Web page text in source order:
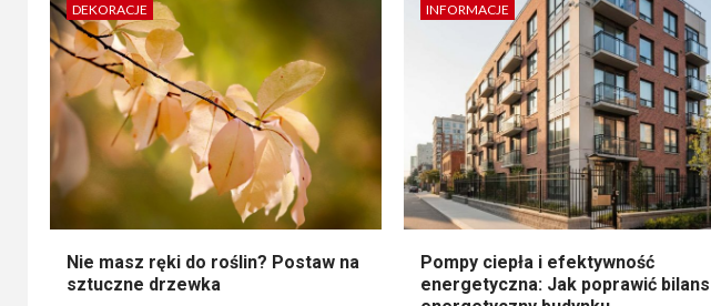
DEKORACJE
Nie masz ręki do roślin? Postaw na
sztuczne drzewka
INFORMACJE
Pompy ciepła i efektywność
energetyczna: Jak poprawić bilans